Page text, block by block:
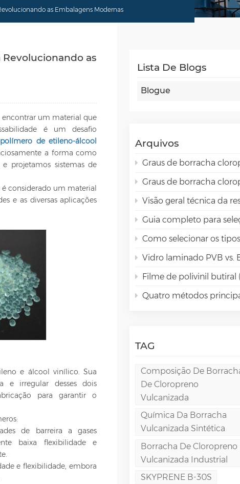
as Embalagens Modernas
Lista De Blogs
Blogue
Arquivos
Graus de borracha cloropreno Skyprene para aplicações
Graus de borracha cloropreno Skyprene para aplicações
Visão geral técnica da resina de alta barreira EVAL EVOH em aplicações de
Guia completo para seleção de emulsões
Como selecionar os tipos certos de álcool polivinílico (PVA) para aplicações em papéis
Vidro laminado PVB vs. EVA vs. SGP vs. TPU: Comparação e guia para arquitetura
Filme de polivinil butiral (PVB): química, processamento e aplicações de alto
Quatro métodos principais para fabricação de filmes
TAG
Composição De
De Cloropreno
Vulcanizada
Química Da Borracha
Vulcanizada Sintética
Borracha De Cloropreno
Vulcanizada Industrial
SKYPRENE B-30S
Revolucionando as
encontrar um material que
é um desafio
de etileno-álcool
a forma como
projetamos sistemas de
considerado um material
e as diversas aplicações
e álcool vinílico. Sua
e irregular desses dois
para garantir o
de barreira a gases
baixa flexibilidade e
e flexibilidade, embora